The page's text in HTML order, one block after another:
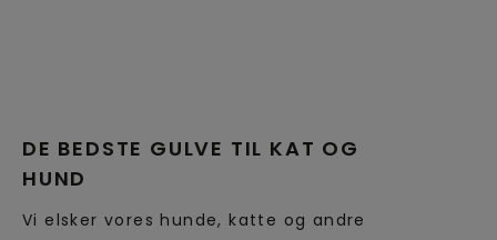
DE BEDSTE GULVE TIL KAT OG
HUND
Vi elsker vores hunde, katte og andre